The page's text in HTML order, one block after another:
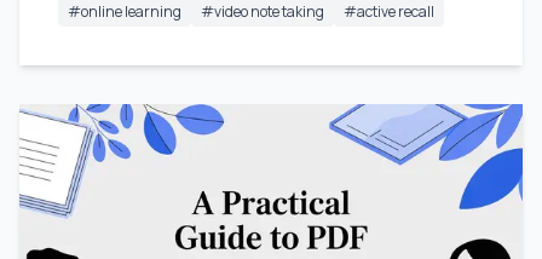
#online learning #video note taking #active recall